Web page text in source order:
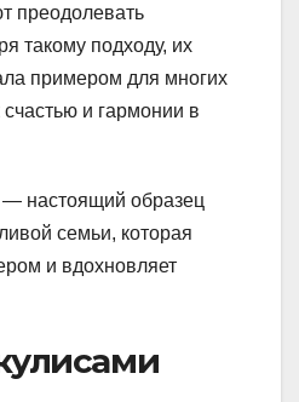
преодолевать
такому подходу, их
примером для многих
и гармонии в
настоящий образец
семьи, которая
и вдохновляет